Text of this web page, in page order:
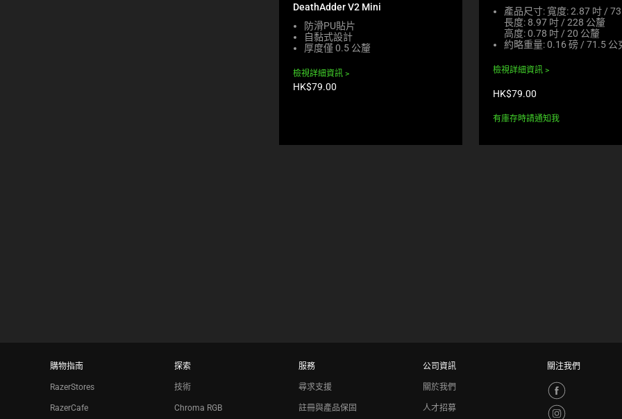
DeathAdder V2 Mini
防滑PU貼片
自黏式設計
厚度僅 0.5 公釐
檢視詳細資訊
產
HK$79.00
產品尺寸: 寬度: 2.87 吋 /
長度: 8.97 吋 / 228 公釐
高度: 0.78 吋 / 20 公釐
約略重量: 0.16 磅 / 71.5 公
檢視詳細資訊
產
價
格:
HK$79.00
有庫存時請通知我
購物指南
RazerStores
RazerCafe
探索
技術
Chroma RGB
服務
尋求支援
註冊與產品保固
公司資訊
關於我們
人才招募
關注我們